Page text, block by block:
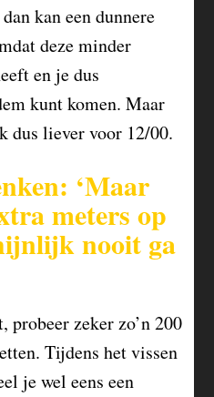
kan een dunnere
deze minder
en je dus
kunt komen. Maar
dus liever voor 12/00.
‘Maar
meters op
nooit ga
zeker zo’n 200
Tijdens het vissen
je wel eens een